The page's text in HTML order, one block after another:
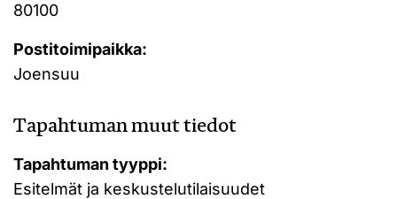
80100
Postitoimipaikka:
Joensuu
Tapahtuman muut tiedot
Tapahtuman tyyppi:
Esitelmät ja keskustelutilaisuudet